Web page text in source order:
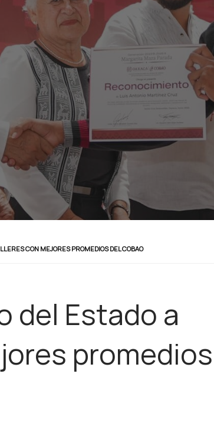
CON MEJORES PROMEDIOS DEL COBAO
del Estado a
promedios